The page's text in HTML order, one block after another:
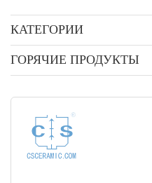
КАТЕГОРИИ
ГОРЯЧИЕ ПРОДУКТЫ